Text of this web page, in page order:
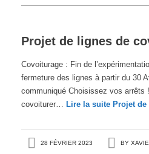
Projet de lignes de
Covoiturage : Fin de
fermeture des lignes à partir du 30
communiqué Choisissez vos arrêts
covoiturer… Lire la suiteProjet de
28 FÉVRIER 2023 BY